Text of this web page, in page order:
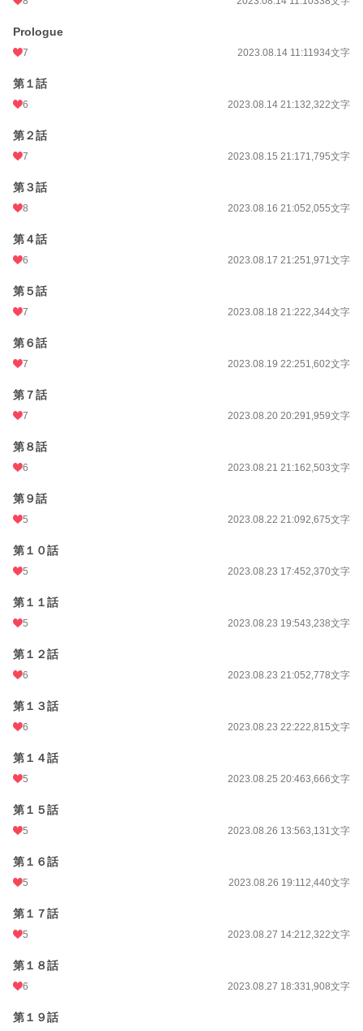
Prologue
7 2023.08.14 11:11934文字
第１話
6 2023.08.14 21:132,322文字
第２話
7 2023.08.15 21:171,795文字
第３話
8 2023.08.16 21:052,055文字
第４話
6 2023.08.17 21:251,971文字
第５話
7 2023.08.18 21:222,344文字
第６話
7 2023.08.19 22:251,602文字
第７話
7 2023.08.20 20:291,959文字
第８話
6 2023.08.21 21:162,503文字
第９話
5 2023.08.22 21:092,675文字
第１０話
5 2023.08.23 17:452,370文字
第１１話
5 2023.08.23 19:543,238文字
第１２話
6 2023.08.23 21:052,778文字
第１３話
6 2023.08.23 22:222,815文字
第１４話
5 2023.08.25 20:463,666文字
第１５話
5 2023.08.26 13:563,131文字
第１６話
5 2023.08.26 19:112,440文字
第１７話
5 2023.08.27 14:212,322文字
第１８話
6 2023.08.27 18:331,908文字
第１９話